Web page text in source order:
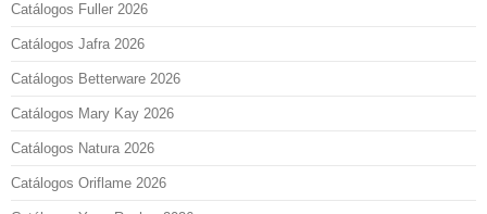
Catálogos Fuller 2026
Catálogos Jafra 2026
Catálogos Betterware 2026
Catálogos Mary Kay 2026
Catálogos Natura 2026
Catálogos Oriflame 2026